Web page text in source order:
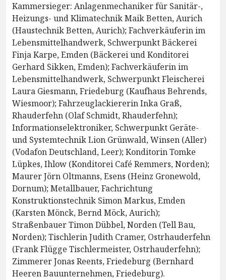
Kammersieger: Anlagenmechaniker für Sanitär-,
Heizungs- und Klimatechnik Maik Betten, Aurich
(Haustechnik Betten, Aurich); Fachverkäuferin im
Lebensmittelhandwerk, Schwerpunkt Bäckerei
Finja Karpe, Emden (Bäckerei und Konditorei
Gerhard Sikken, Emden); Fachverkäuferin im
Lebensmittelhandwerk, Schwerpunkt Fleischerei
Laura Giesmann, Friedeburg (Kaufhaus Behrends,
Wiesmoor); Fahrzeuglackiererin Inka Graß,
Rhauderfehn (Olaf Schmidt, Rhauderfehn);
Informationselektroniker, Schwerpunkt Geräte-
und Systemtechnik Lion Grünwald, Winsen (Aller)
(Vodafon Deutschland, Leer); Konditorin Tomke
Lüpkes, Ihlow (Konditorei Café Remmers, Norden);
Maurer Jörn Oltmanns, Esens (Heinz Gronewold,
Dornum); Metallbauer, Fachrichtung
Konstruktionstechnik Simon Markus, Emden
(Karsten Mönck, Bernd Möck, Aurich);
Straßenbauer Timon Dübbel, Norden (Tell Bau,
Norden); Tischlerin Judith Cramer, Ostrhauderfehn
(Frank Flügge Tischlermeister, Ostrhauderfehn);
Zimmerer Jonas Reents, Friedeburg (Bernhard
Heeren Bauunternehmen, Friedeburg).